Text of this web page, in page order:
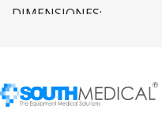
DIMENSIONES
CANTIDAD DE PINES